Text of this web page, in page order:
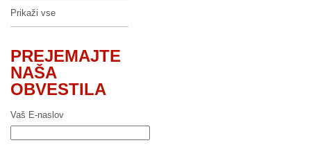
Prikaži vse
PREJEMAJTE
NAŠA
OBVESTILA
Vaš E-naslov